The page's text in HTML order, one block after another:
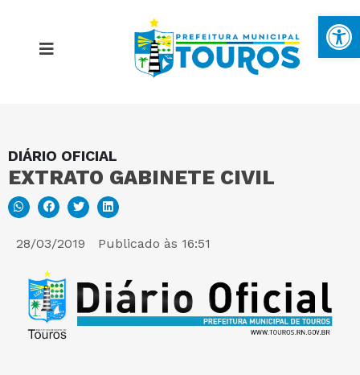
DIÁRIO OFICIAL
EXTRATO GABINETE CIVIL
28/03/2019 Publicado às 16:51
MAPA DO SITE
PORTAL DA TRANSPARÊNCIA
E-SIC
PERGUNTAS FREQUENTES